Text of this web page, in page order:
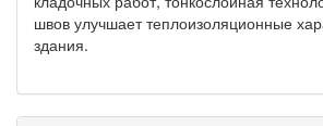
швов улучшает теплоизоляционные
здания.